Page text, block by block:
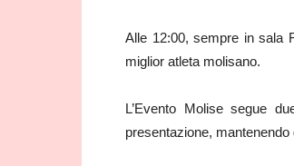
Alle 12:00, sempre in sala
miglior atleta molisano.
L’Evento Molise segue
presentazione,